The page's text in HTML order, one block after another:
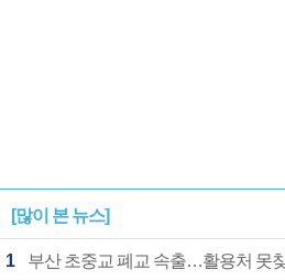
[많이 본 뉴스]
1 부산 초중교 폐교 속출…활용처 못